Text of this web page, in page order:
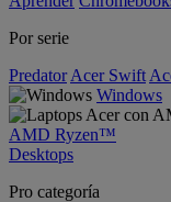
Por serie
Predator Acer Swift
Windows
AMD Ryzen™
Desktops
Pro categoría